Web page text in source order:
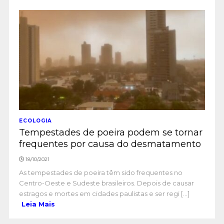
ECOLOGIA
Tempestades de poeira podem se tornar
frequentes por causa do desmatamento
18/10/2021
As tempestades de poeira têm sido frequentes no
Centro-Oeste e Sudeste brasileiros. Depois de causar
estragos e mortes em cidades paulistas e ser regi [...]
Leia Mais